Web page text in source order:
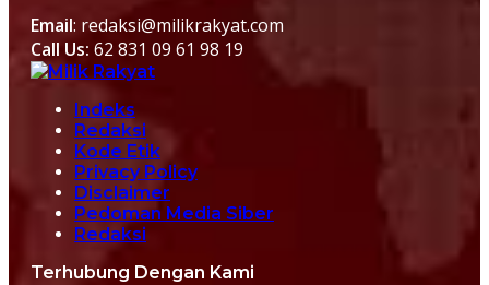
Email: redaksi@milikrakyat.com
Call Us: 62 831 09 61 98 19
Indeks
Redaksi
Kode Etik
Privacy Policy
Disclaimer
Pedoman Media Siber
Redaksi
Terhubung Dengan Kami